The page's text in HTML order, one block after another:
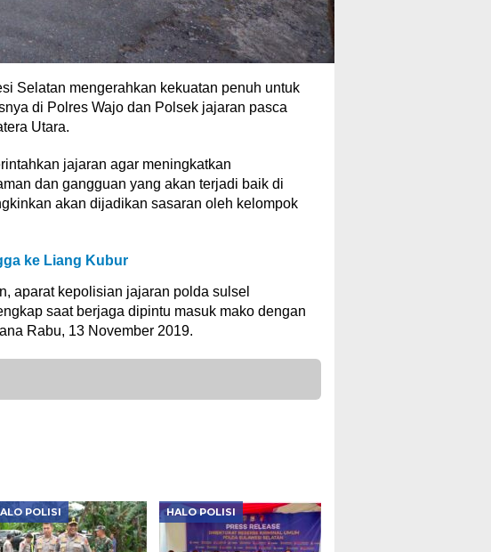
Selatan mengerahkan kekuatan penuh untuk
di Polres Wajo dan Polsek jajaran pasca
Utara.
jajaran agar meningkatkan
dan gangguan yang akan terjadi baik di
akan dijadikan sasaran oleh kelompok
ke Liang Kubur
aparat kepolisian jajaran polda sulsel
saat berjaga dipintu masuk mako dengan
Rabu, 13 November 2019.
POLISI HALO POLISI